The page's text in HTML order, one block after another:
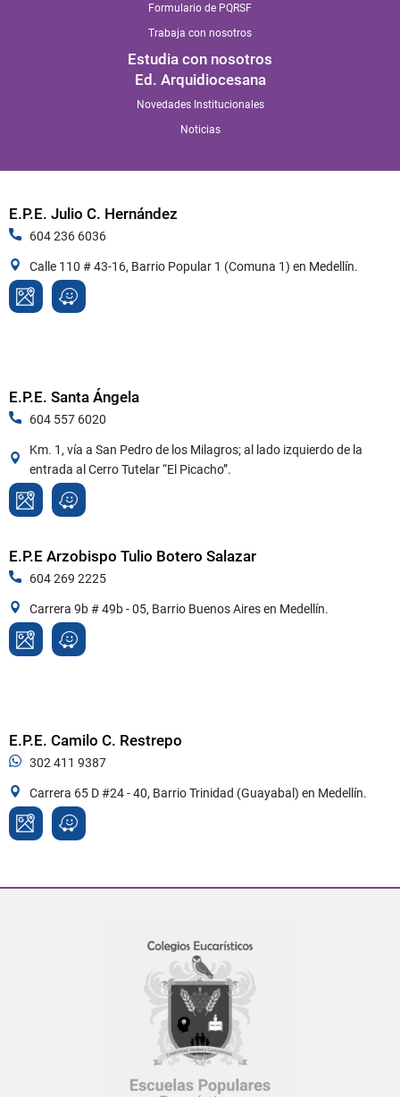
Formulario de PQRSF
Trabaja con nosotros
Estudia con nosotros
Ed. Arquidiocesana
Novedades Institucionales
Noticias
E.P.E. Julio C. Hernández
604 236 6036
Calle 110 # 43-16, Barrio Popular 1 (Comuna 1) en Medellín.
E.P.E. Santa Ángela
604 557 6020
Km. 1, vía a San Pedro de los Milagros; al lado izquierdo de la
entrada al Cerro Tutelar “El Picacho”.
E.P.E Arzobispo Tulio Botero Salazar
604 269 2225
Carrera 9b # 49b - 05, Barrio Buenos Aires en Medellín.
E.P.E. Camilo C. Restrepo
302 411 9387
Carrera 65 D #24 - 40, Barrio Trinidad (Guayabal) en Medellín.